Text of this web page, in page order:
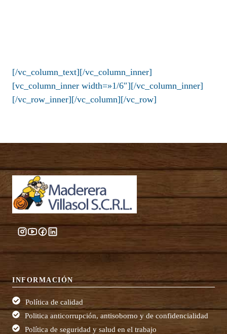
[/vc_column_text][/vc_column_inner]
[vc_column_inner width=»1/6″][/vc_column_inner]
[/vc_row_inner][/vc_column][/vc_row]
INFORMACIÓN
Política de calidad
Politica anticorrupción, antisoborno y de confidencialidad
Política de seguridad y salud en el trabajo